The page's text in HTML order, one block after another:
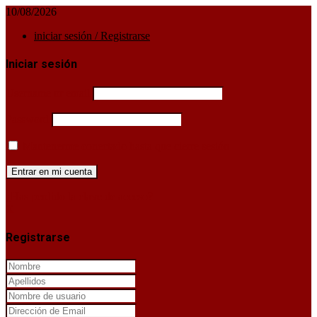
10/08/2026
iniciar sesión / Registrarse
Iniciar sesión
Registrarse